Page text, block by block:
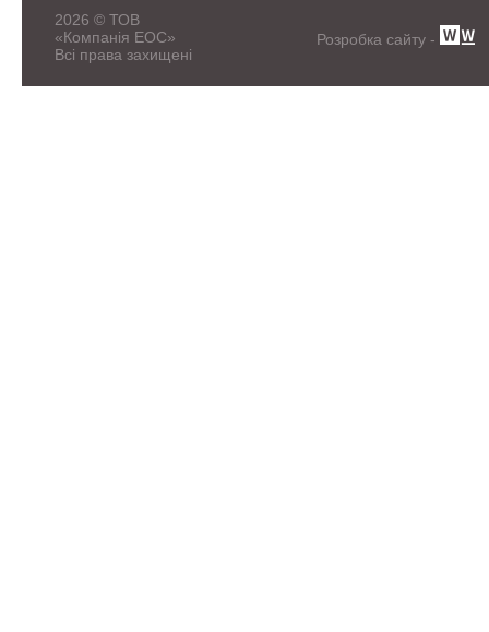
2026 © ТОВ
«Компанія ЕОС»
Всі права захищені
Розробка сайту -